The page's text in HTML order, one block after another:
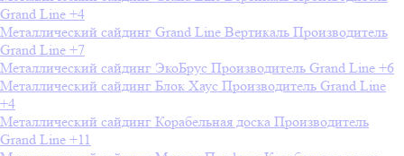
Grand Line +4
Металлический сайдинг Grand Line Вертикаль Производитель
Grand Line +7
Металлический сайдинг ЭкоБрус Производитель Grand Line +6
Металлический сайдинг Блок Хаус Производитель Grand Line
+4
Металлический сайдинг Корабельная доска Производитель
Grand Line +11